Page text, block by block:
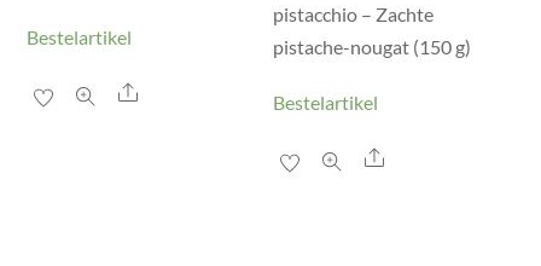
Bestelartikel
Share
pistacchio – Zachte
pistache-nougat (150 g)
Bestelartikel
Share